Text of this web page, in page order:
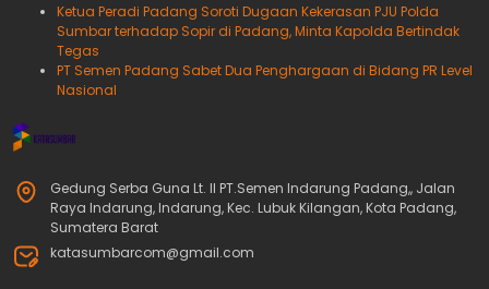
Ketua Peradi Padang Soroti Dugaan Kekerasan PJU Polda
Sumbar terhadap Sopir di Padang, Minta Kapolda Bertindak
Tegas
PT Semen Padang Sabet Dua Penghargaan di Bidang PR Level
Nasional
Gedung Serba Guna Lt. II PT.Semen Indarung Padang,, Jalan
Raya Indarung, Indarung, Kec. Lubuk Kilangan, Kota Padang,
Sumatera Barat
katasumbarcom@gmail.com